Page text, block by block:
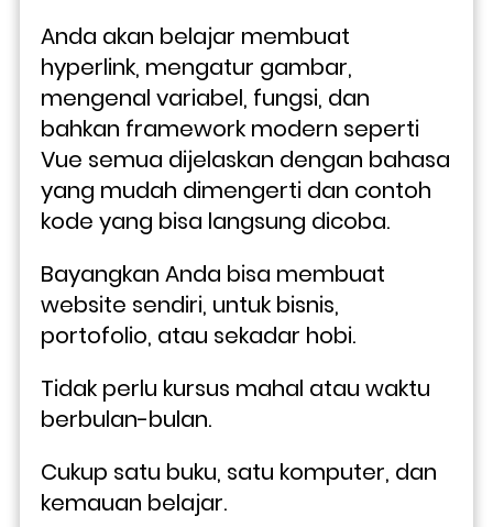
Anda akan belajar membuat
hyperlink, mengatur gambar,
mengenal variabel, fungsi, dan
bahkan framework modern seperti
Vue semua dijelaskan dengan bahasa
yang mudah dimengerti dan contoh
kode yang bisa langsung dicoba.
Bayangkan Anda bisa membuat
website sendiri, untuk bisnis,
portofolio, atau sekadar hobi.
Tidak perlu kursus mahal atau waktu
berbulan-bulan.
Cukup satu buku, satu komputer, dan
kemauan belajar.